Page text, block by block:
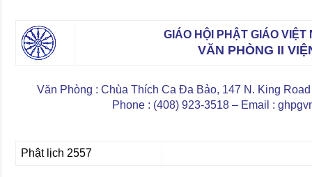
GIÁO HỘI PHẬT GIÁO VIỆT
VĂN PHÒNG II
Văn Phòng : Chùa Thích Ca Đa Bảo, 147 N. King
Phone : (408) 923-3518 – Email :
Phật lịch 2557